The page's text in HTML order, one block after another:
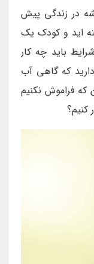
در زندگی پیش
اید و کودک یک
باید چه کار
که گاهی آب
که فراموش نکنیم
کنیم؟